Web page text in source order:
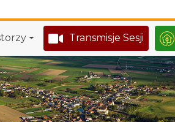
Transmisje Sesji